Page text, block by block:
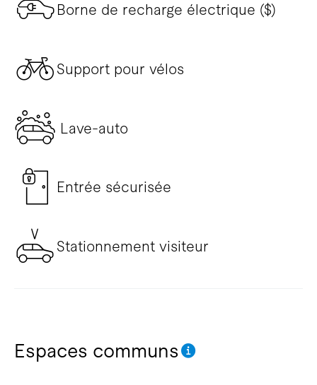
Borne de recharge électrique ($)
Support pour vélos
Lave-auto
Entrée sécurisée
Stationnement visiteur
Espaces communs